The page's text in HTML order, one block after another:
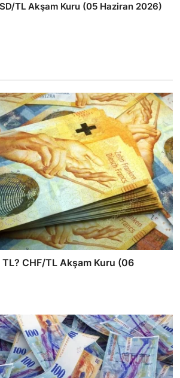
TL Akşam Kuru (05 Haziran 2026)
TL? CHF/TL Akşam Kuru (06